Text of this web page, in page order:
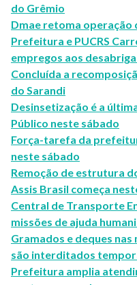
do Grêmio
Dmae retoma operação
Prefeitura e PUCRS
empregos aos
Concluída a
do Sarandi
Desinsetização é a
Público neste sábado
Força-tarefa da
neste sábado
Remoção de estrutura
Assis Brasil começa
Central de Transporte
missões de ajuda
Gramados e deques
são interditados
Prefeitura amplia